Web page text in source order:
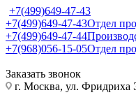
+7(499)649-47-43
+7(499)649-47-43Отдел
+7(499)649-47-44
+7(968)056-15-05Отдел
Заказать звонок
г. Москва, ул. Фридриха